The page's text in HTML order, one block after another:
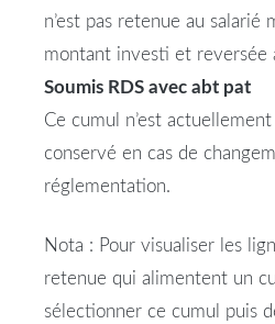
n’est pas retenue au salarié
montant investi et reversée
Soumis RDS avec abt pat
Ce cumul n’est
conservé en cas de
réglementation.
Nota : Pour visualiser les
retenue qui alimentent un
sélectionner ce cumul puis